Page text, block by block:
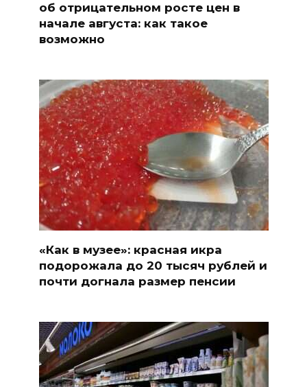
об отрицательном росте цен в
начале августа: как такое
возможно
«Как в музее»: красная икра
подорожала до 20 тысяч рублей и
почти догнала размер пенсии